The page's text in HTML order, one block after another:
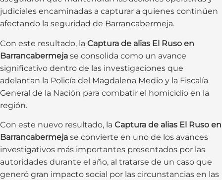
judiciales encaminadas a capturar a quienes continúen
afectando la seguridad de Barrancabermeja.
Con este resultado, la Captura de alias El Ruso en
Barrancabermeja se consolida como un avance
significativo dentro de las investigaciones que
adelantan la Policía del Magdalena Medio y la Fiscalía
General de la Nación para combatir el homicidio en la
región.
Con este nuevo resultado, la Captura de alias El Ruso en
Barrancabermeja se convierte en uno de los avances
investigativos más importantes presentados por las
autoridades durante el año, al tratarse de un caso que
generó gran impacto social por las circunstancias en las